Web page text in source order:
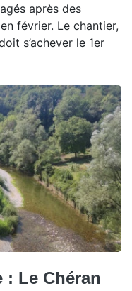
après des
février. Le chantier,
s’achever le 1er
: Le Chéran